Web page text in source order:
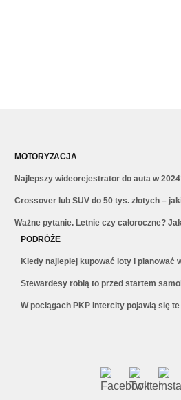
MOTORYZACJA
Najlepszy wideorejestrator do auta w
Crossover lub SUV do 50 tys. złotych –
Ważne pytanie. Letnie czy całoroczne?
PODRÓŻE
Kiedy najlepiej kupować loty i planować
Stewardesy robią to przed startem
W pociągach PKP Intercity pojawią się